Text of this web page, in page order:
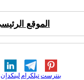
الموقع
لينكدإن تيلكرامبنترست